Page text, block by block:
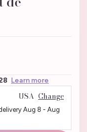
Learn more
USA Change
Aug 8 - Aug